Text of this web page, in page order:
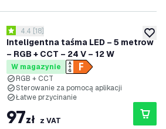
dodaj
Inteligentna taśma LED – 5 metrów
– RGB + CCT – 24 V – 12 W
otwórz panel recenzji
4.4 Gwiazdki oceny
4.4 [18]
W magazynie
RGB + CCT
Sterowanie za pomocą aplikacji
Łatwe przycinanie
97zł z VAT